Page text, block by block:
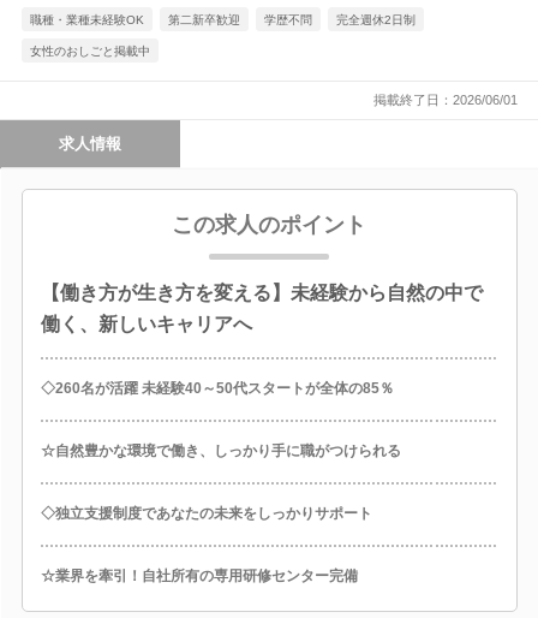
職種・業種未経験OK 第二新卒歓迎 学歴不問 完全週休2日制
女性のおしごと掲載中
掲載終了日：2026/06/01
求人情報
この求人のポイント
【働き方が生き方を変える】未経験から自然の中で
働く、新しいキャリアへ
◇260名が活躍 未経験40～50代スタートが全体の85％
☆自然豊かな環境で働き、しっかり手に職がつけられる
◇独立支援制度であなたの未来をしっかりサポート
☆業界を牽引！自社所有の専用研修センター完備